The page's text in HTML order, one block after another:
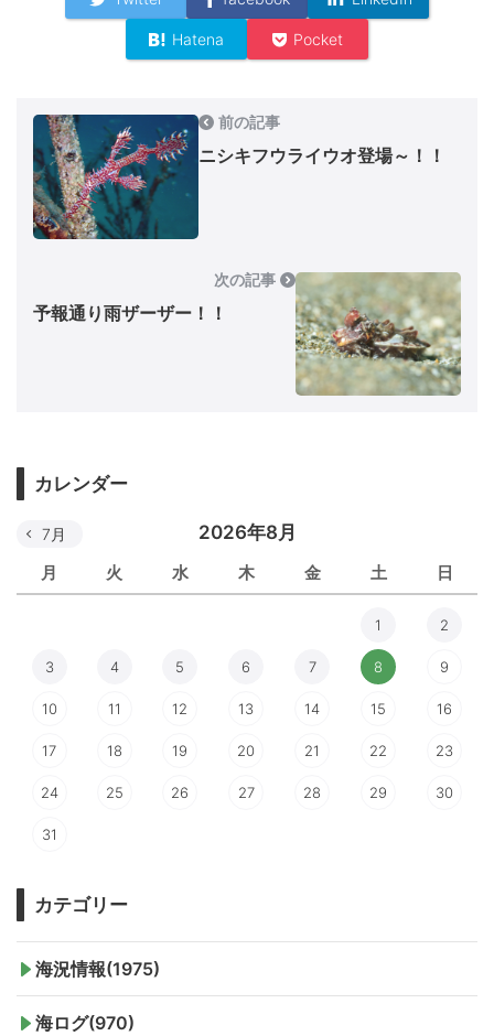
Hatena Pocket
前の記事
ニシキフウライウオ登場～！！
次の記事
予報通り雨ザーザー！！
カレンダー
2026年8月
月 火 水 木 金 土 日
7月
1 2
3 4 5 6 7 8 9
10 11 12 13 14 15 16
17 18 19 20 21 22 23
24 25 26 27 28 29 30
31
カテゴリー
海況情報(1975)
海ログ(970)